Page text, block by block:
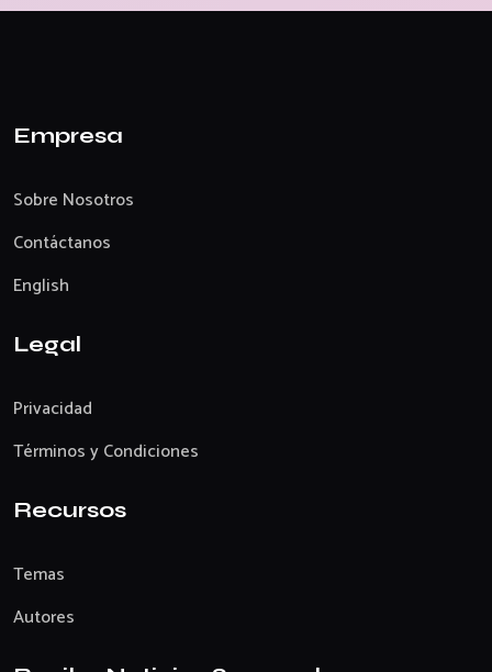
Empresa
Sobre Nosotros
Contáctanos
English
Legal
Privacidad
Términos y Condiciones
Recursos
Temas
Autores